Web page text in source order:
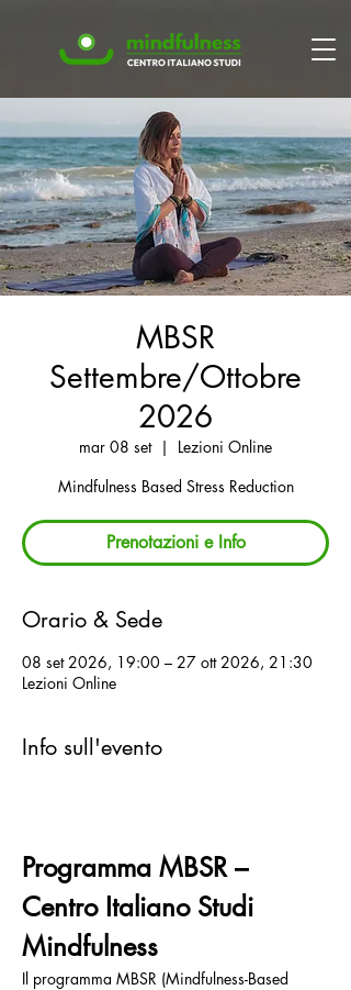
MBSR
Settembre/Ottobre
2026
mar 08 set
  |
Lezioni Online
Mindfulness Based Stress Reduction
Prenotazioni e Info
Orario & Sede
08 set 2026, 19:00 – 27 ott 2026, 21:30
Lezioni Online
Info sull'evento
Programma MBSR –
Centro Italiano Studi
Mindfulness
Il programma MBSR (Mindfulness-Based